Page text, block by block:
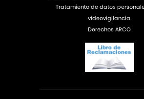
Tratamiento de datos
videovigilancia
Derechos ARCO